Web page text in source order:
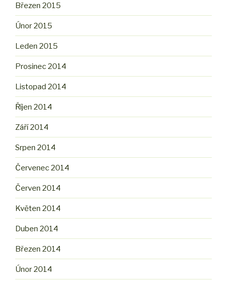
Březen 2015
Únor 2015
Leden 2015
Prosinec 2014
Listopad 2014
Říjen 2014
Září 2014
Srpen 2014
Červenec 2014
Červen 2014
Květen 2014
Duben 2014
Březen 2014
Únor 2014